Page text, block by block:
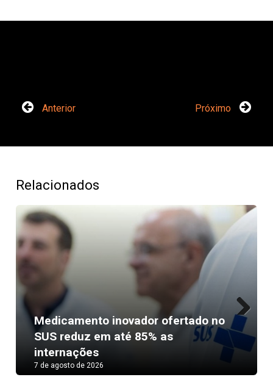
Anterior Próximo
Relacionados
Medicamento inovador ofertado no
SUS reduz em até 85% as
internações
7 de agosto de 2026
Next